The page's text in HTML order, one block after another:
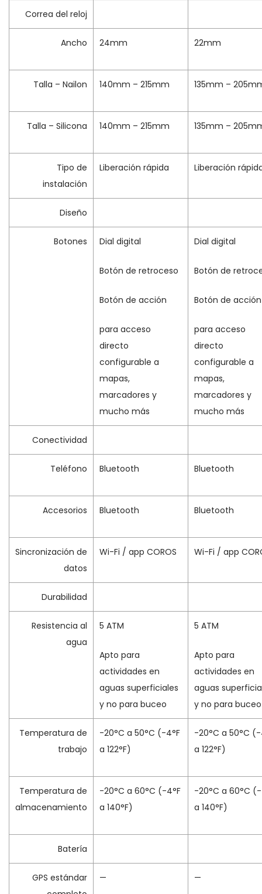
Correa del reloj
Ancho 24mm 22mm
Talla – Nailon 140mm – 215mm 135mm –
Talla – Silicona 140mm – 215mm 135mm –
Tipo de
instalación
Liberación rápida Liberación
Diseño
Botones Dial digital
Botón de retroceso
Botón de acción
para acceso
directo
configurable a
mapas,
marcadores y
mucho más
Dial digital
Botón de
Botón de acción
para acceso
directo
configurable a
mapas,
marcadores y
mucho más
Conectividad
Teléfono Bluetooth Bluetooth
Accesorios Bluetooth Bluetooth
Sincronización de
datos
Wi-Fi / app COROS Wi-Fi / app
Durabilidad
Resistencia al
agua
5 ATM
Apto para
actividades en
aguas superficiales
y no para buceo
5 ATM
Apto para
actividades en
aguas
y no para buceo
Temperatura de
trabajo
-20°C a 50°C (-4°F
a 122°F)
-20°C a 50°C (-
a 122°F)
Temperatura de
almacenamiento
-20°C a 60°C (-4°F
a 140°F)
-20°C a 60°C (-
a 140°F)
Batería
GPS estándar
— —